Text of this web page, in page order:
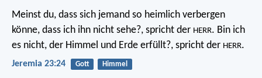
Meinst du, dass sich jemand so heimlich verbergen
könne, dass ich ihn nicht sehe?, spricht der HERR. Bin ich
es nicht, der Himmel und Erde erfüllt?, spricht der HERR.
Jeremia 23:24 Gott Himmel